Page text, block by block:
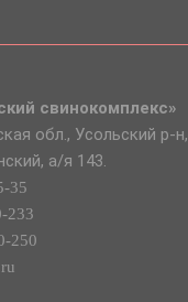
свинокомплекс»
обл., Усольский р-н,
а/я 143.
35
233
250